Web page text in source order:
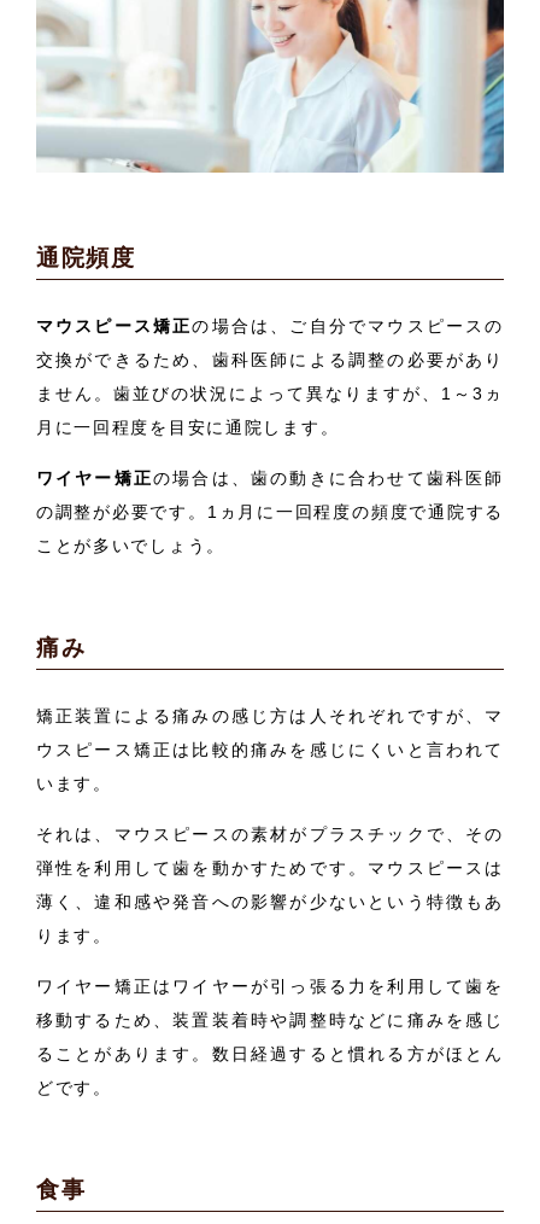
通院頻度
マウスピース矯正の場合は、ご自分でマウスピースの
交換ができるため、歯科医師による調整の必要があり
ません。歯並びの状況によって異なりますが、1～3ヵ
月に一回程度を目安に通院します。
ワイヤー矯正の場合は、歯の動きに合わせて歯科医師
の調整が必要です。1ヵ月に一回程度の頻度で通院する
ことが多いでしょう。
痛み
矯正装置による痛みの感じ方は人それぞれですが、マ
ウスピース矯正は比較的痛みを感じにくいと言われて
います。
それは、マウスピースの素材がプラスチックで、その
弾性を利用して歯を動かすためです。マウスピースは
薄く、違和感や発音への影響が少ないという特徴もあ
ります。
ワイヤー矯正はワイヤーが引っ張る力を利用して歯を
移動するため、装置装着時や調整時などに痛みを感じ
ることがあります。数日経過すると慣れる方がほとん
どです。
食事